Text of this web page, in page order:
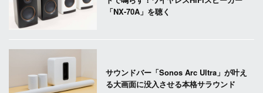
「NX-70A」を聴く
サウンドバー「Sonos Arc Ultra」が叶え
る大画面に没入させる本格サラウンド